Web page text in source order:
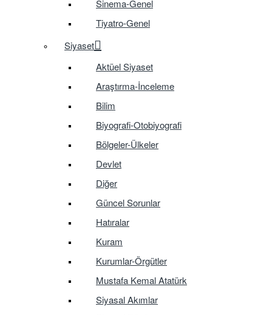
Sinema-Genel
Tiyatro-Genel
Siyaset
Aktüel Siyaset
Araştırma-İnceleme
Bilim
Biyografi-Otobiyografi
Bölgeler-Ülkeler
Devlet
Diğer
Güncel Sorunlar
Hatıralar
Kuram
Kurumlar-Örgütler
Mustafa Kemal Atatürk
Siyasal Akımlar